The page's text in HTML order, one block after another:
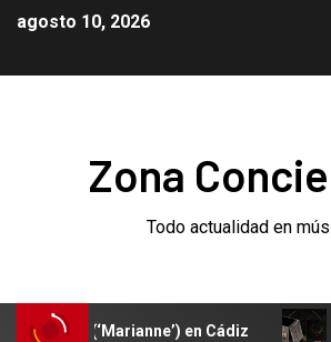
agosto 10, 2026
Zona
Todo actualidad en
(‘Marianne’) en Cádiz Nine